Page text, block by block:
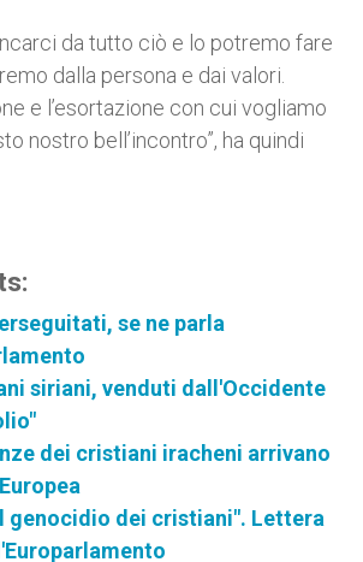
da tutto ciò e lo potremo fare
dalla persona e dai valori.
e l’esortazione con cui vogliamo
nostro bell’incontro”, ha quindi
se ne parla
siriani, venduti dall'Occidente
dei cristiani iracheni arrivano
genocidio dei cristiani". Lettera